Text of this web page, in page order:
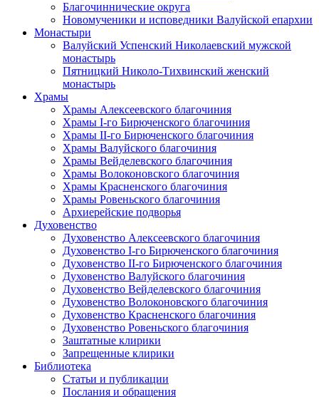
Благочиннические округа
Новомученики и исповедники Валуйской епархии
Монастыри
Валуйский Успенский Николаевский мужской
монастырь
Пятницкий Николо-Тихвинский женский
монастырь
Храмы
Храмы Алексеевского благочиния
Храмы I-го Бирюченского благочиния
Храмы II-го Бирюченского благочиния
Храмы Валуйского благочиния
Храмы Вейделевского благочиния
Храмы Волоконовского благочиния
Храмы Красненского благочиния
Храмы Ровеньского благочиния
Архиерейские подворья
Духовенство
Духовенство Алексеевского благочиния
Духовенство I-го Бирюченского благочиния
Духовенство II-го Бирюченского благочиния
Духовенство Валуйского благочиния
Духовенство Вейделевского благочиния
Духовенство Волоконовского благочиния
Духовенство Красненского благочиния
Духовенство Ровеньского благочиния
Заштатные клирики
Запрещенные клирики
Библиотека
Статьи и публикации
Послания и обращения